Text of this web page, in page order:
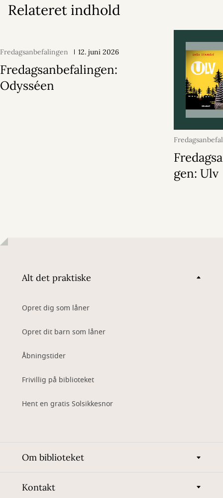
Relateret indhold
Fredagsanbefalingen 12. juni 2026
Fredagsanbefalingen:
Odysséen
juni 2026
gen: Ulv
Alt det praktiske
Opret dig som låner
Opret dit barn som låner
Åbningstider
Frivillig på biblioteket
Hent en gratis Solsikkesnor
Om biblioteket
Kontakt